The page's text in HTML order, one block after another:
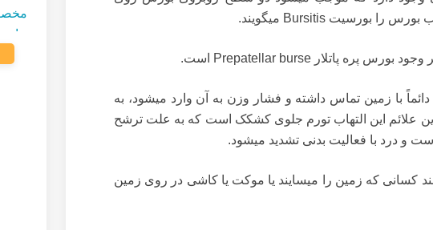
بورس را بورسیت Bursitis میگویند.
بورس پره پاتلار Prepatellar burse است.
با زمین تماس داشته و فشار وزن به آن وارد میشود، به
علائم این التهاب تورم جلوی کشکک است که به علت ترشح
و درد با فعالیت بدنی تشدید میشود.
کسانی که زمین را میسایند یا موکت یا کاشی در روی زمین